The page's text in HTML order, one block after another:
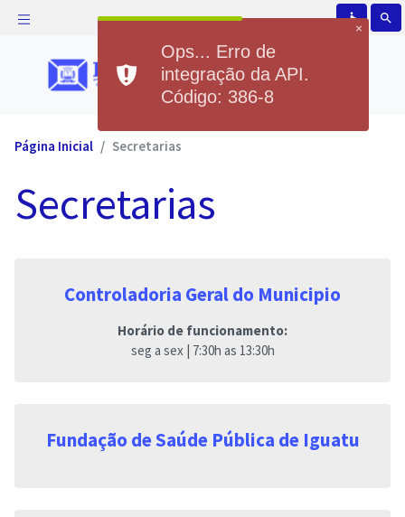
accessible search
Página Inicial Secretarias
Secretarias
Controladoria Geral do Municipio
Horário de funcionamento:
seg a sex | 7:30h as 13:30h
Fundação de Saúde Pública de Iguatu
×
Ops... Erro de
integração da API.
Código: 386-8